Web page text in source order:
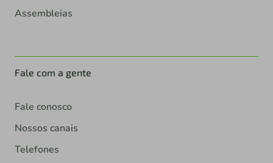
Assembleias
Fale com a gente
Fale conosco
Nossos canais
Telefones